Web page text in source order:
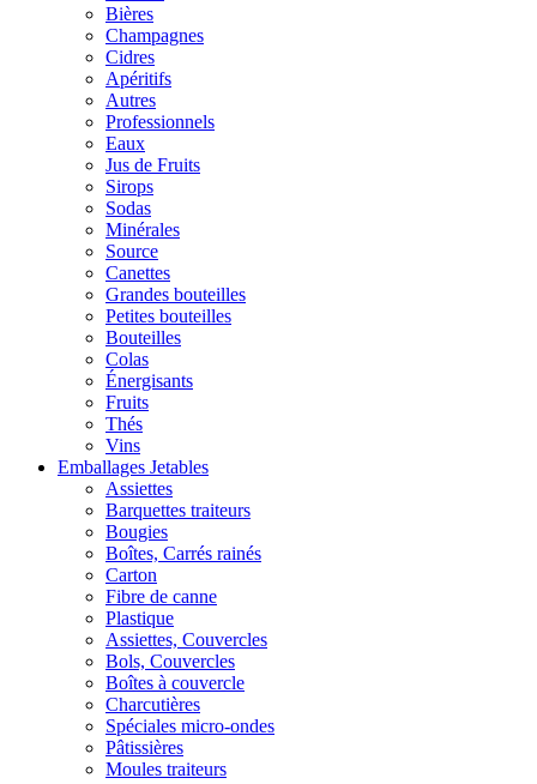
Bières
Champagnes
Cidres
Apéritifs
Autres
Professionnels
Eaux
Jus de Fruits
Sirops
Sodas
Minérales
Source
Canettes
Grandes bouteilles
Petites bouteilles
Bouteilles
Colas
Énergisants
Fruits
Thés
Vins
Emballages Jetables
Assiettes
Barquettes traiteurs
Bougies
Boîtes, Carrés rainés
Carton
Fibre de canne
Plastique
Assiettes, Couvercles
Bols, Couvercles
Boîtes à couvercle
Charcutières
Spéciales micro-ondes
Pâtissières
Moules traiteurs